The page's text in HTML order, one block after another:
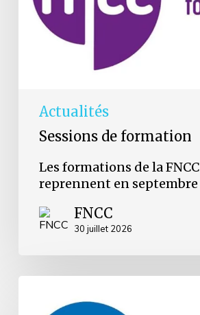
Actualités
Sessions de formation
septembre
Les formations de la FNCC
reprennent en septembre
FNCC
30 juillet 2026